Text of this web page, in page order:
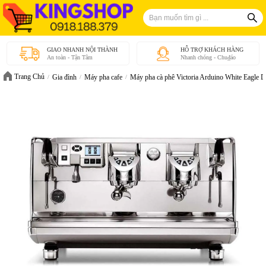
GIAO NHANH NỘI THÀNH
An toàn - Tận Tâm
HỖ TRỢ KHÁCH HÀNG
Nhanh chóng - Chu₫áo
Trang Chủ Gia đình Máy pha cafe Máy pha cà phê Victoria Arduino White Eagle